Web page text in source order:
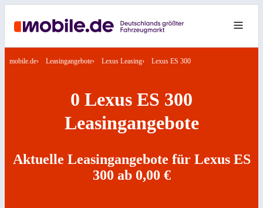
mobile.de Leasingangebote Lexus Leasing Lexus ES 300
0 Lexus ES 300
Leasingangebote
Aktuelle Leasingangebote für Lexus ES
300 ab 0,00 €